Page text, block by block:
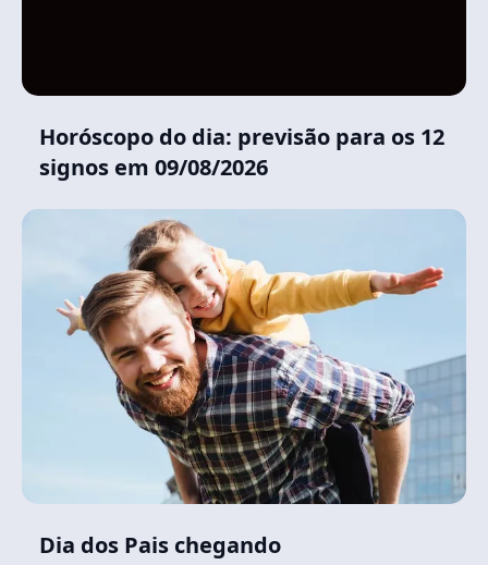
Horóscopo do dia: previsão para os 12
signos em 09/08/2026
Dia dos Pais chegando